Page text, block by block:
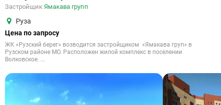
Застройщик Ямакава групп
Руза
Цена по запросу
ЖК «Рузский берег» возводится застройщиком «Ямакава груп» в
Рузском районе МО. Расположен жилой комплекс в поселении
Волковское. ...